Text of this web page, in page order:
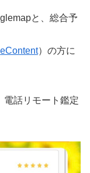
と、総合予
）の方に
電話リモート鑑定